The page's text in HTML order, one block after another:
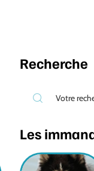
Recherche
Les